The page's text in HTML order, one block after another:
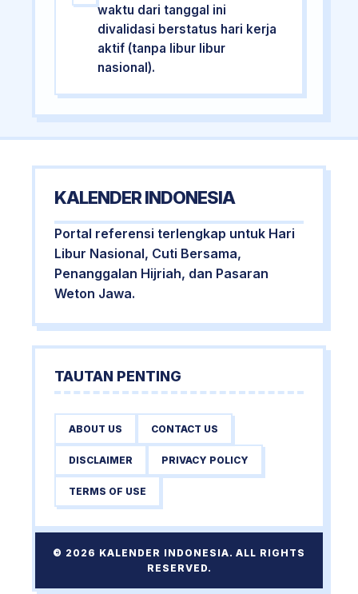
waktu dari tanggal ini
divalidasi berstatus hari kerja
aktif (tanpa libur libur
nasional).
KALENDER INDONESIA
Portal referensi terlengkap untuk Hari
Libur Nasional, Cuti Bersama,
Penanggalan Hijriah, dan Pasaran
Weton Jawa.
TAUTAN PENTING
ABOUT US CONTACT US
DISCLAIMER PRIVACY POLICY
TERMS OF USE
© 2026 KALENDER INDONESIA. ALL RIGHTS
RESERVED.